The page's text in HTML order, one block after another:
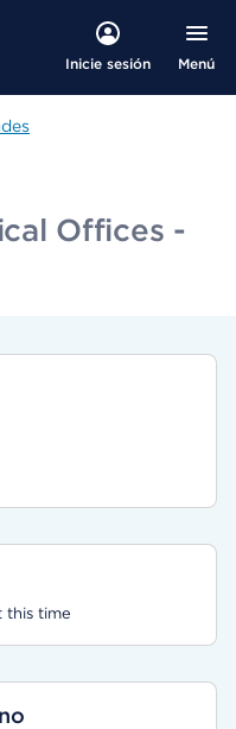
Inicie sesión Menú
Offices -
this time